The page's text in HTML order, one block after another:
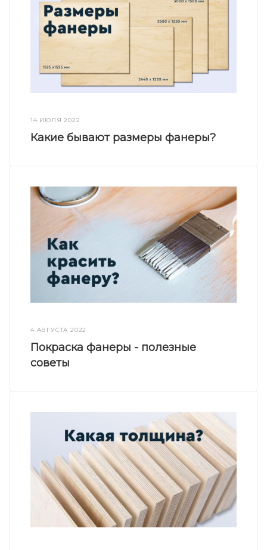
14 ИЮЛЯ 2022
Какие бывают размеры фанеры?
4 АВГУСТА 2022
Покраска фанеры - полезные
советы